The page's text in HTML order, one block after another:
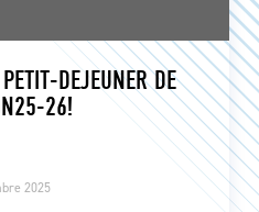
2025
DEJEUNER DE
26!